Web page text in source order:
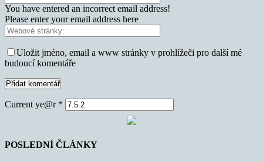
You have entered an incorrect email address!
Please enter your email address here
Uložit jméno, email a www stránky v prohlížeči pro další mé
budoucí komentáře
Current ye@r *
POSLEDNÍ ČLÁNKY